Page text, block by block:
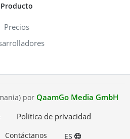
Producto
Precios
por QaamGo Media GmbH
Política de privacidad
Contáctanos ES